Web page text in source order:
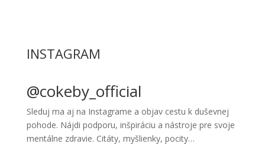
INSTAGRAM
@cokeby_official
Sleduj ma aj na Instagrame a objav cestu k duševnej
pohode. Nájdi podporu, inšpiráciu a nástroje pre svoje
mentálne zdravie. Citáty, myšlienky, pocity…